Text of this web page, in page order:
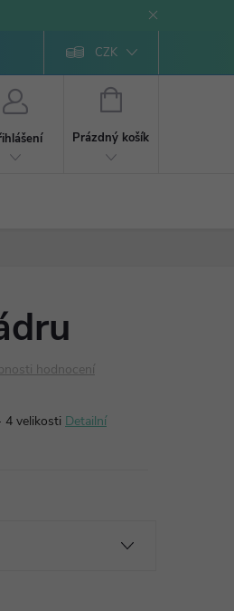
CZK
NÁKUPNÍ
Prázdný košík
hodnocení
4 velikosti Detailní